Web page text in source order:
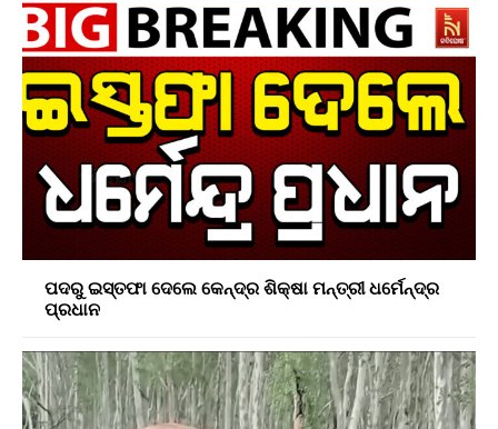
ପଦରୁ ଇସ୍ତଫା ଦେଲେ କେନ୍ଦ୍ର ଶିକ୍ଷା ମନ୍ତ୍ରୀ ଧର୍ମେନ୍ଦ୍ର
ପ୍ରଧାନ